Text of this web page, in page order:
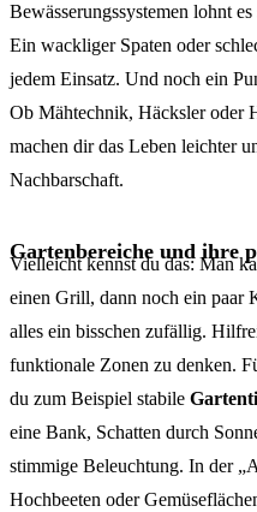
Bewässerungssystemen lohnt
Ein wackliger Spaten oder
jedem Einsatz. Und noch ein
Ob Mähtechnik, Häcksler oder
machen dir das Leben leichter
Nachbarschaft.
Gartenbereiche und ihre
Vielleicht kennst du das: Man
einen Grill, dann noch ein paar
alles ein bisschen zufällig.
funktionale Zonen zu denken.
du zum Beispiel stabile
eine Bank, Schatten durch
stimmige Beleuchtung. In der
Hochbeeten oder